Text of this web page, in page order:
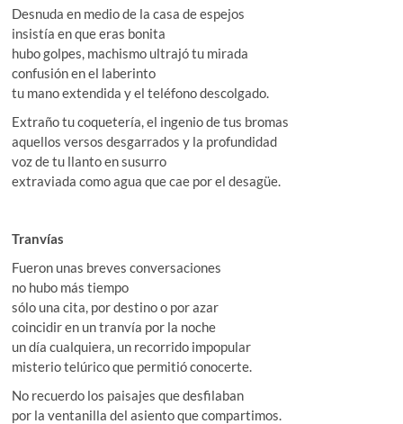
Desnuda en medio de la casa de espejos
insistía en que eras bonita
hubo golpes, machismo ultrajó tu mirada
confusión en el laberinto
tu mano extendida y el teléfono descolgado.
Extraño tu coquetería, el ingenio de tus bromas
aquellos versos desgarrados y la profundidad
voz de tu llanto en susurro
extraviada como agua que cae por el desagüe.
Tranvías
Fueron unas breves conversaciones
no hubo más tiempo
sólo una cita, por destino o por azar
coincidir en un tranvía por la noche
un día cualquiera, un recorrido impopular
misterio telúrico que permitió conocerte.
No recuerdo los paisajes que desfilaban
por la ventanilla del asiento que compartimos.